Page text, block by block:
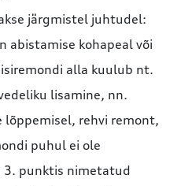
järgmistel juhtudel:
abistamise kohapeal või
alla kuulub nt.
lisamine, nn.
rehvi remont,
puhul ei ole
3. punktis nimetatud